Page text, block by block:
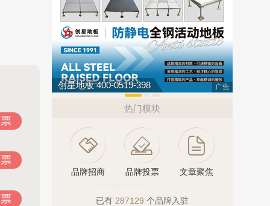
创星地板 400-0519-398 广告
热门模块
品牌招商 品牌投票 文章聚焦
已有 287129 个品牌入驻